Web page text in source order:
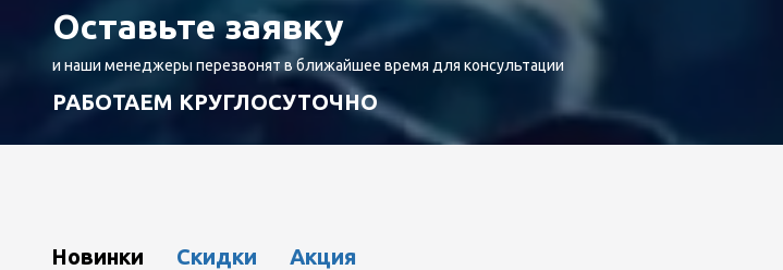
Оставьте заявку
и наши менеджеры перезвонят в ближайшее время для консультации
РАБОТАЕМ КРУГЛОСУТОЧНО
Новинки Скидки Акция